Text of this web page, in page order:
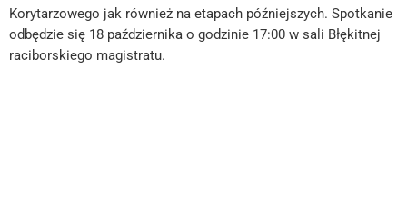
Korytarzowego jak również na etapach późniejszych. Spotkanie
odbędzie się 18 października o godzinie 17:00 w sali Błękitnej
raciborskiego magistratu.